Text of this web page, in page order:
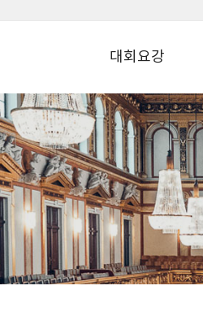
대회요강